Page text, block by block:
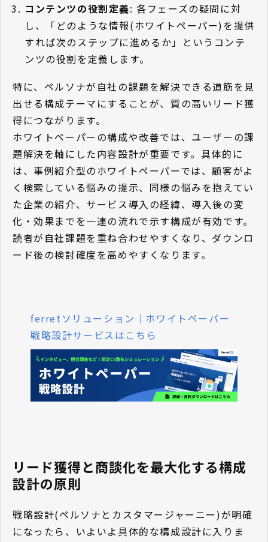
コンテンツの役割定義: 各フェーズの疑問に対
し、「どのような情報(ホワイトペーパー)を提供
すれば次のステップに進めるか」というコンテ
ンツの役割を定義します。
特に、ペルソナが自社の課題を解決できる道筋を見
出せる構成テーマにすることが、質の高いリード獲
得につながります。
ホワイトペーパーの構成や改善では、ユーザーの課
題解決を軸にした内容設計が重要です。具体的に
は、事例紹介型のホワイトペーパーでは、顧客がよ
く検索している悩みの提示、同様の悩みを抱えてい
た企業の紹介、サービス導入の経緯、導入後の変
化・効果までを一連の流れで示す構成が有効です。
読者が自社課題を重ね合わせやすくなり、ダウンロ
ード後の検討確度を高めやすくなります。
ferretソリューション｜ホワイトペーパー
戦略設計サービスはこちら
リード獲得と商談化を最大化する構成
設計の原則
戦略設計(ペルソナとカスタマージャーニー)が明確
になったら、いよいよ具体的な構成設計に入りま